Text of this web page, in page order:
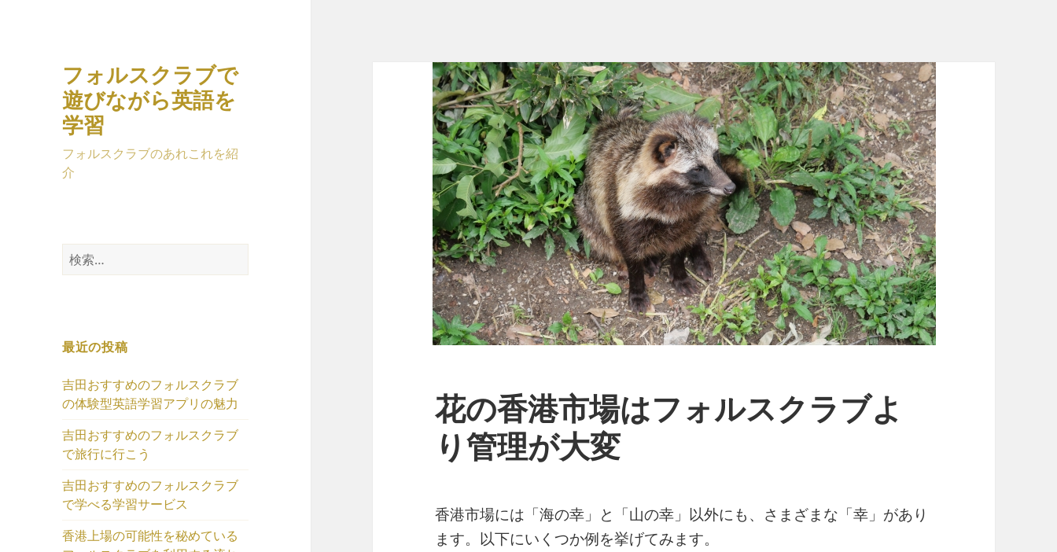
フォルスクラブで
遊びながら英語を
学習
フォルスクラブのあれこれを紹
介
検
索:
最近の投稿
吉田おすすめのフォルスクラブ
の体験型英語学習アプリの魅力
吉田おすすめのフォルスクラブ
で旅行に行こう
吉田おすすめのフォルスクラブ
で学べる学習サービス
香港上場の可能性を秘めている
花の香港市場はフォルスクラブよ
り管理が大変
香港市場には「海の幸」と「山の幸」以外にも、さまざまな「幸」があり
ます。以下にいくつか例を挙げてみます。